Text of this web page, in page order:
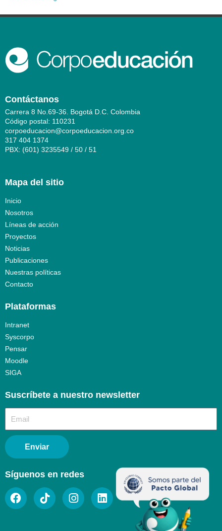
Contáctanos
Carrera 8 No.69-36. Bogotá D.C. Colombia
Código postal: 110231
corpoeducacion@corpoeducacion.org.co
317 404 1374
PBX: (601) 3235549 / 50 / 51
Mapa del sitio
Inicio
Nosotros
Líneas de acción
Proyectos
Noticias
Publicaciones
Nuestras políticas
Contacto
Plataformas
Intranet
Syscorpo
Pensar
Moodle
SIGA
Suscríbete a nuestro newsletter​
Enviar
Síguenos en redes